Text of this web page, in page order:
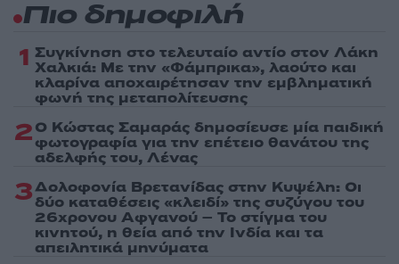
Πιο δημοφιλή
1 Συγκίνηση στο τελευταίο αντίο στον Λάκη
Χαλκιά: Με την «Φάμπρικα», λαούτο και
κλαρίνα αποχαιρέτησαν την εμβληματική
φωνή της μεταπολίτευσης
2Ο Κώστας Σαμαράς δημοσίευσε μία παιδική
φωτογραφία για την επέτειο θανάτου της
αδελφής του, Λένας
3Δολοφονία Βρετανίδας στην Κυψέλη: Οι
δύο καταθέσεις «κλειδί» της συζύγου του
26χρονου Αφγανού – Το στίγμα του
κινητού, η θεία από την Ινδία και τα
απειλητικά μηνύματα